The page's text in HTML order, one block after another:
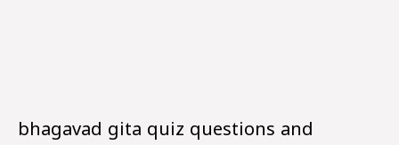
bhagavad gita quiz questions and